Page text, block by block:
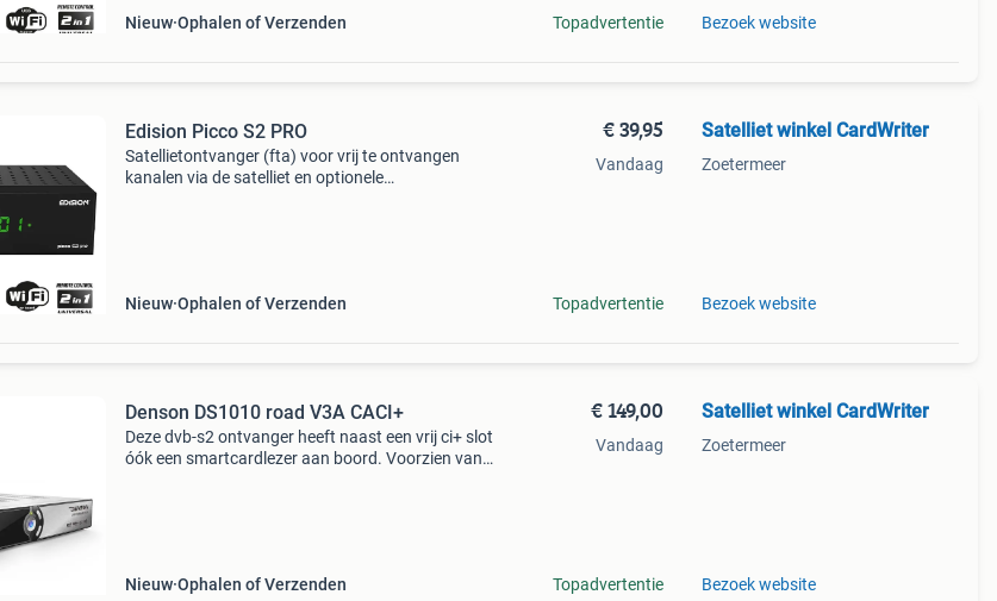
Nieuw Ophalen of Verzenden Topadvertentie Bezoek website
Edision Picco S2 PRO
Satellietontvanger (fta) voor vrij te ontvangen
kanalen via de satelliet en optionele
Nieuw Ophalen of Verzenden
€ 39,95
Vandaag
Topadvertentie
Satelliet winkel CardWriter
Zoetermeer
Bezoek website
Denson DS1010 road V3A CACI+
Deze dvb-s2 ontvanger heeft naast een vrij ci+ slot
óók een smartcardlezer aan boord. Voorzien van
Nieuw Ophalen of Verzenden
€ 149,00
Vandaag
Topadvertentie
Satelliet winkel CardWriter
Zoetermeer
Bezoek website